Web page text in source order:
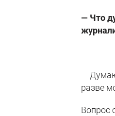
— Что
—
разве
Вопрос